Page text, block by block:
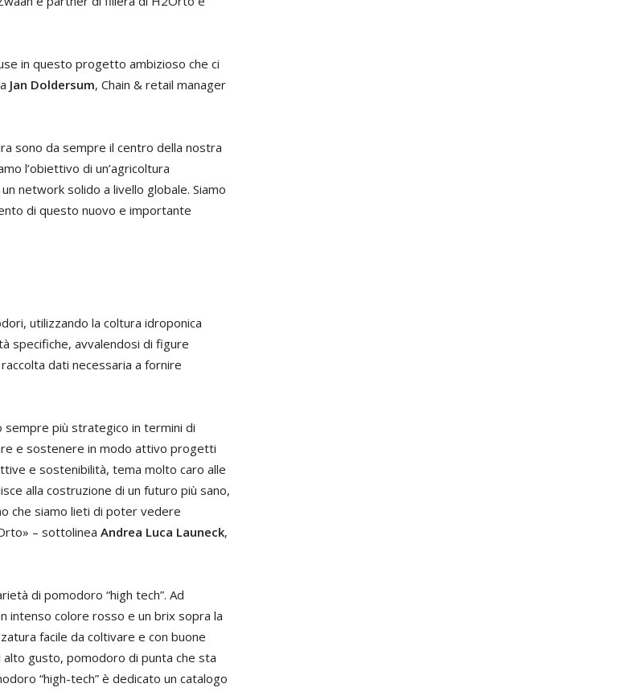
in questo progetto ambizioso che ci
Jan Doldersum, Chain & retail manager
sono da sempre il centro della nostra
l’obiettivo di un’agricoltura
network solido a livello globale. Siamo
di questo nuovo e importante
utilizzando la coltura idroponica
specifiche, avvalendosi di figure
dati necessaria a fornire
sempre più strategico in termini di
e sostenere in modo attivo progetti
e sostenibilità, tema molto caro alle
alla costruzione di un futuro più sano,
che siamo lieti di poter vedere
– sottolinea Andrea Luca Launeck,
di pomodoro “high tech”. Ad
intenso colore rosso e un brix sopra la
facile da coltivare e con buone
gusto, pomodoro di punta che sta
“high-tech” è dedicato un catalogo